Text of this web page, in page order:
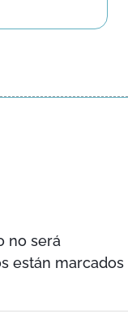
no será
están marcados